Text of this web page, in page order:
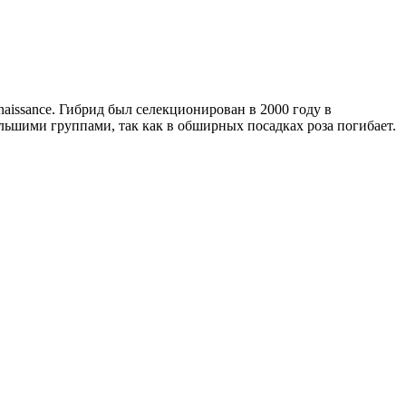
Гибрид был селекционирован в 2000 году в
группами, так как в обширных посадках роза погибает.